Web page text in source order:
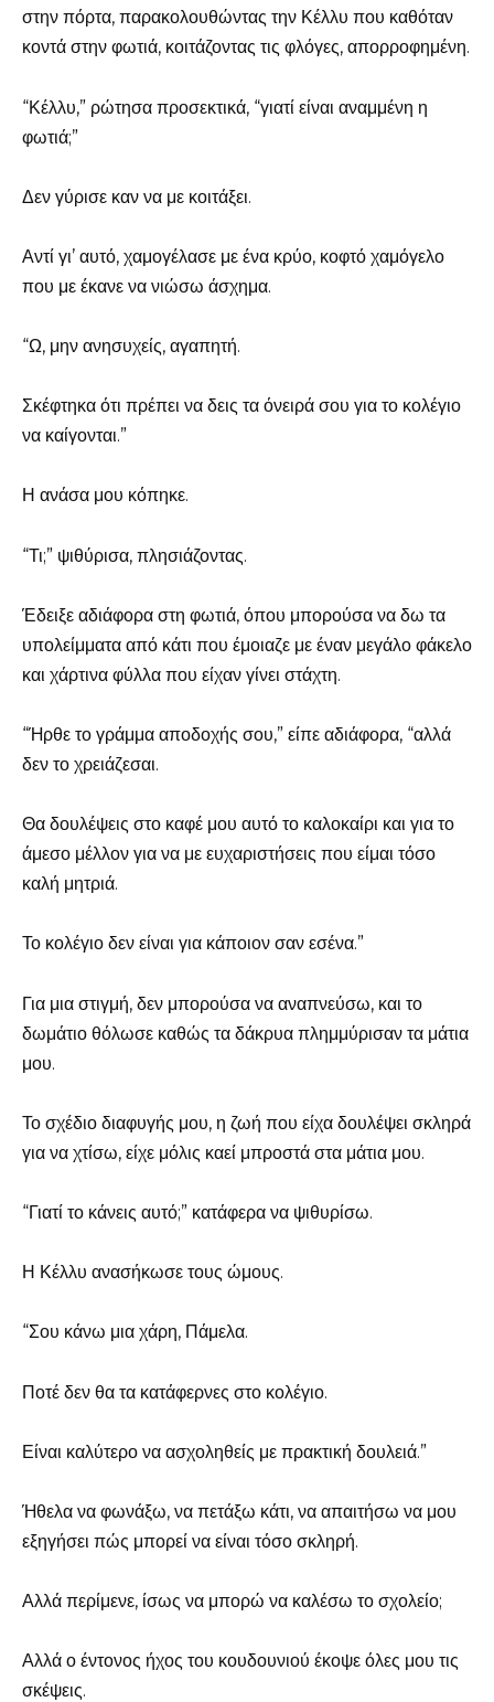
στην πόρτα, παρακολουθώντας την Κέλλυ που καθόταν
κοντά στην φωτιά, κοιτάζοντας τις φλόγες, απορροφημένη.
“Κέλλυ,” ρώτησα προσεκτικά, “γιατί είναι αναμμένη η
φωτιά;”
Δεν γύρισε καν να με κοιτάξει.
Αντί γι’ αυτό, χαμογέλασε με ένα κρύο, κοφτό χαμόγελο
που με έκανε να νιώσω άσχημα.
“Ω, μην ανησυχείς, αγαπητή.
Σκέφτηκα ότι πρέπει να δεις τα όνειρά σου για το κολέγιο
να καίγονται.”
Η ανάσα μου κόπηκε.
“Τι;” ψιθύρισα, πλησιάζοντας.
Έδειξε αδιάφορα στη φωτιά, όπου μπορούσα να δω τα
υπολείμματα από κάτι που έμοιαζε με έναν μεγάλο φάκελο
και χάρτινα φύλλα που είχαν γίνει στάχτη.
“Ήρθε το γράμμα αποδοχής σου,” είπε αδιάφορα, “αλλά
δεν το χρειάζεσαι.
Θα δουλέψεις στο καφέ μου αυτό το καλοκαίρι και για το
άμεσο μέλλον για να με ευχαριστήσεις που είμαι τόσο
καλή μητριά.
Το κολέγιο δεν είναι για κάποιον σαν εσένα.”
Για μια στιγμή, δεν μπορούσα να αναπνεύσω, και το
δωμάτιο θόλωσε καθώς τα δάκρυα πλημμύρισαν τα μάτια
μου.
Το σχέδιο διαφυγής μου, η ζωή που είχα δουλέψει σκληρά
για να χτίσω, είχε μόλις καεί μπροστά στα μάτια μου.
“Γιατί το κάνεις αυτό;” κατάφερα να ψιθυρίσω.
Η Κέλλυ ανασήκωσε τους ώμους.
“Σου κάνω μια χάρη, Πάμελα.
Ποτέ δεν θα τα κατάφερνες στο κολέγιο.
Είναι καλύτερο να ασχοληθείς με πρακτική δουλειά.”
Ήθελα να φωνάξω, να πετάξω κάτι, να απαιτήσω να μου
εξηγήσει πώς μπορεί να είναι τόσο σκληρή.
Αλλά περίμενε, ίσως να μπορώ να καλέσω το σχολείο;
Αλλά ο έντονος ήχος του κουδουνιού έκοψε όλες μου τις
σκέψεις.